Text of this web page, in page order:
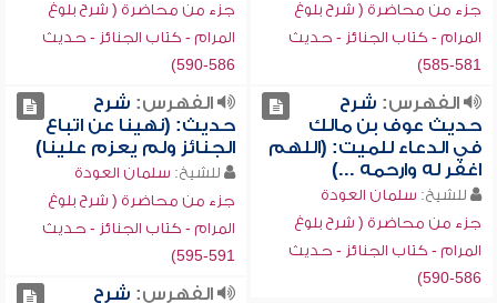
جزء من محاضرة ( شرح بلوغ
المرام - كتاب الجنائز - حديث
581-585)
جزء من محاضرة ( شرح بلوغ
المرام - كتاب الجنائز - حديث
586-590)
الفهرس: شرح
حديث عوف بن مالك
في الدعاء للميت: (اللهم
اغفر له وارحمه ...)
للشيخ: سلمان العودة
جزء من محاضرة ( شرح بلوغ
المرام - كتاب الجنائز - حديث
586-590)
الفهرس: شرح
حديث: (نهينا عن اتباع
الجنائز ولم يعزم علينا)
للشيخ: سلمان العودة
جزء من محاضرة ( شرح بلوغ
المرام - كتاب الجنائز - حديث
591-595)
الفهرس: شرح